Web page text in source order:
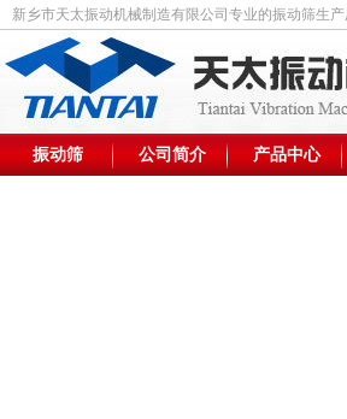
新乡市天太振动机械制造有限公司专业的振动筛生
振动筛 公司简介 产品中心